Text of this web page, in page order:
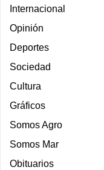
Internacional
Opinión
Deportes
Sociedad
Cultura
Gráficos
Somos Agro
Somos Mar
Obituarios